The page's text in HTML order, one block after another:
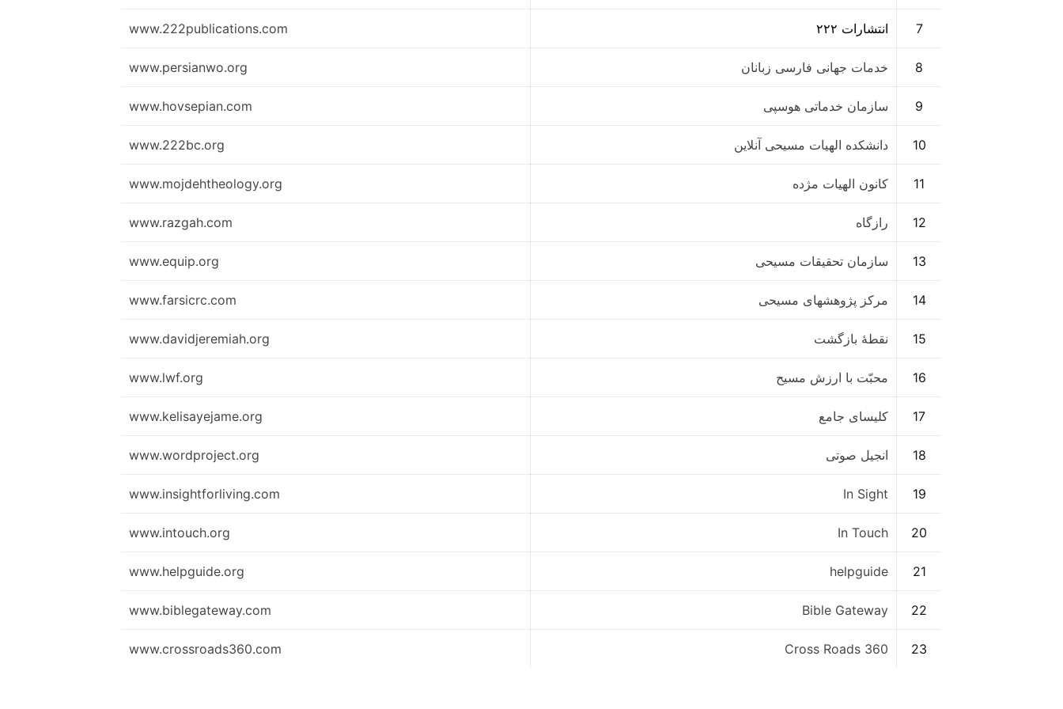
7 انتشارات ۲۲۲ www.222publications.com
8 خدمات جهانی فارسی زبانان www.persianwo.org
9 سازمان خدماتی هوسپی www.hovsepian.com
10 دانشکده الهیات مسیحی آنلاین www.222bc.org
11 کانون الهیات مژده www.mojdehtheology.org
12 رازگاه www.razgah.com
13 سازمان تحقیقات مسیحی www.equip.org
14 مرکز پژوهشهای مسیحی www.farsicrc.com
15 نقطهٔ بازگشت www.davidjeremiah.org
16 محبّت با ارزش مسیح www.lwf.org
17 کلیسای جامع www.kelisayejame.org
18 انجیل صوتی www.wordproject.org
19
In Sight
www.insightforliving.com
20
In Touch
www.intouch.org
21
helpguide
www.helpguide.org
22
Bible Gateway
www.biblegateway.com
23
Cross Roads 360
www.crossroads360.com